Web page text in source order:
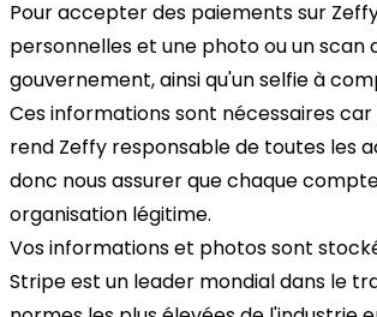
Pour accepter des paiements sur
personnelles et une photo ou un
gouvernement, ainsi qu'un selfie à
Ces informations sont nécessaires
rend Zeffy responsable de toutes les
donc nous assurer que chaque
organisation légitime.
Vos informations et photos sont
Stripe est un leader mondial dans le